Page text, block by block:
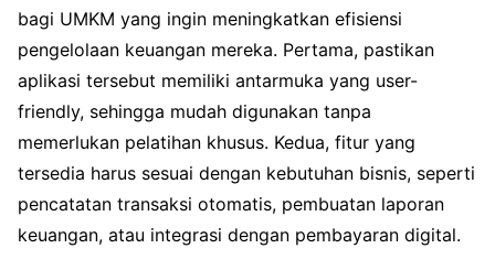
bagi UMKM yang ingin meningkatkan efisiensi
pengelolaan keuangan mereka. Pertama, pastikan
aplikasi tersebut memiliki antarmuka yang user-
friendly, sehingga mudah digunakan tanpa
memerlukan pelatihan khusus. Kedua, fitur yang
tersedia harus sesuai dengan kebutuhan bisnis, seperti
pencatatan transaksi otomatis, pembuatan laporan
keuangan, atau integrasi dengan pembayaran digital.